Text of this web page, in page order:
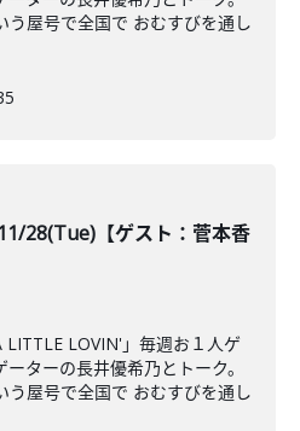
う屋号で全国で おむすびを通し
28(Tue)【ゲスト：菅本香
LITTLE LOVIN'」毎週お１人ゲ
ターの長井優希乃とトーク。
う屋号で全国で おむすびを通し